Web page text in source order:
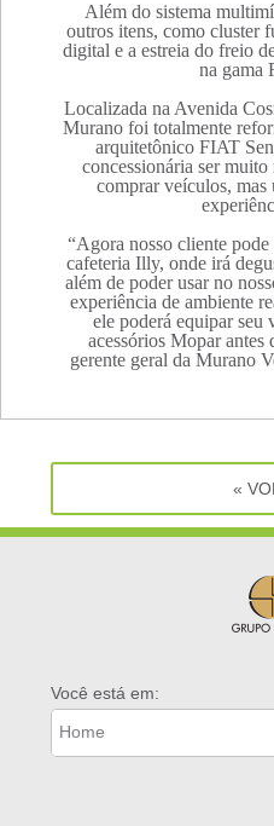
Além do sistema
outros itens, como cluster
digital e a estreia do freio
na gama
Localizada na Avenida
Murano foi totalmente
arquitetônico FIAT
concessionária ser
comprar veículos, mas
“Agora nosso cliente
cafeteria Illy, onde irá
além de poder usar no
experiência de ambiente
ele poderá equipar seu
acessórios Mopar antes
gerente geral da Murano
«
Você está em: